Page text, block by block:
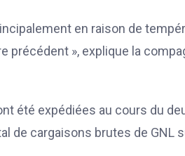
en raison de
précédent », explique la
été expédiées au cours du
de cargaisons brutes de GNL